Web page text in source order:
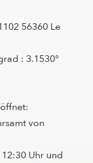
56360 Le
: 3.1530°
von
Uhr und